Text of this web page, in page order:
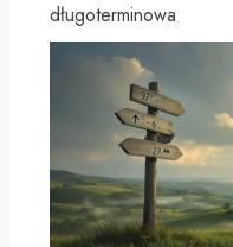
długoterminowa